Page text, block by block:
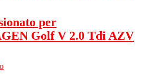
per
Golf V 2.0 Tdi AZV